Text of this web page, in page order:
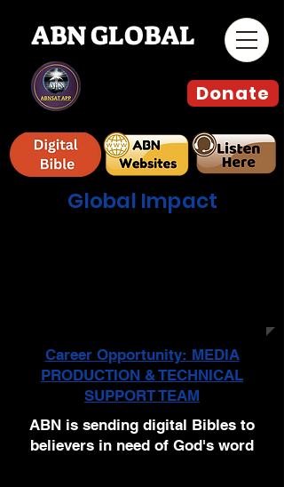
ABN GLOBAL
Global Impact
ABN is sending digital Bibles to
believers in need of God's word
Donate
Career Opportunity: MEDIA
PRODUCTION & TECHNICAL
SUPPORT TEAM